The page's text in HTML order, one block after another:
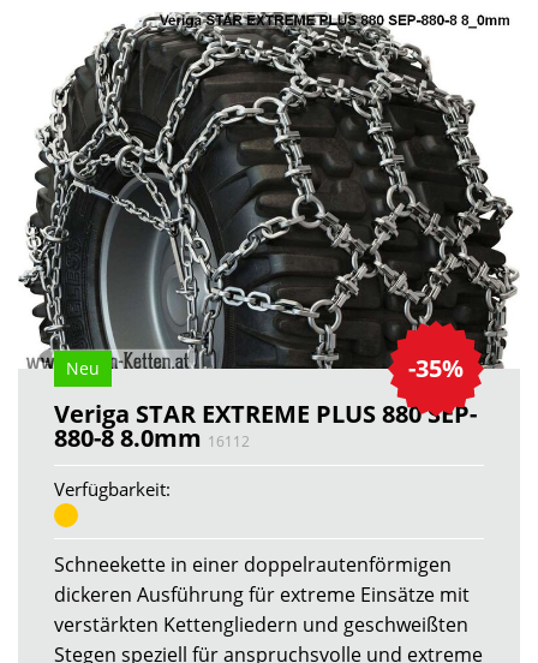
-35%
Neu
Veriga STAR EXTREME PLUS 880 SEP-
880-8 8.0mm 16112
Verfügbarkeit:
Schneekette in einer doppelrautenförmigen
dickeren Ausführung für extreme Einsätze mit
verstärkten Kettengliedern und geschweißten
Stegen speziell für anspruchsvolle und extreme